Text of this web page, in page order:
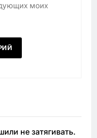
моих
не затягивать.